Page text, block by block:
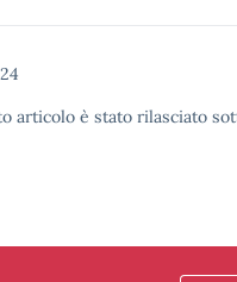
articolo è stato rilasciato